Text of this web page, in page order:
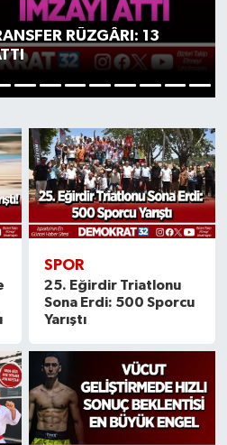
RÜZGÂRI: 13
SPOR
25. Eğirdir Triatlonu
Sona Erdi: 500 Sporcu
Yarıştı